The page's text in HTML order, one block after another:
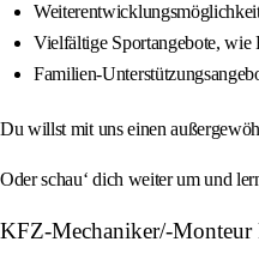
Vielfältige Sportangebote, wie
Familien-
Du willst mit uns einen
Oder schau‘ dich weiter um und
KFZ-Mechaniker/-Monteur